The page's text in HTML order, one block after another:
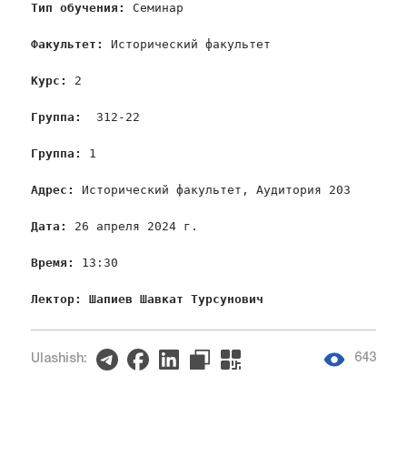
Тип обучения: Семинар
Факультет: Исторический факультет
Курс: 2
Группа: 312-22
Группа: 1
Адрес: Исторический факультет, Аудитория 203
Дата: 26 апреля 2024 г.
Время: 13:30
Лектор: Шапиев Шавкат Турсунович
Ulashish: 643